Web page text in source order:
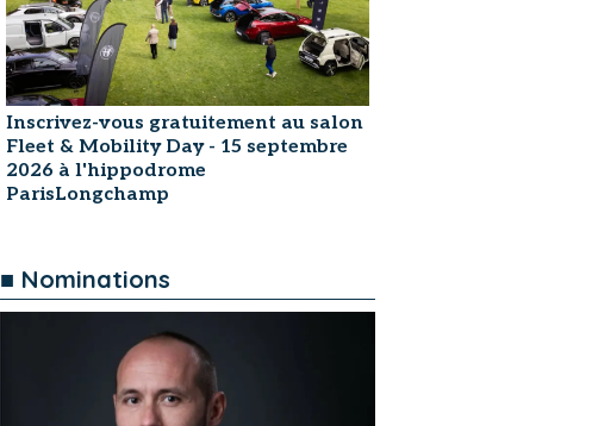
Inscrivez-vous gratuitement au salon
Fleet & Mobility Day - 15 septembre
2026 à l'hippodrome
ParisLongchamp
■ Nominations